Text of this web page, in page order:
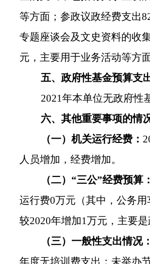
等方面；参政议政经费支出
专题座谈会及文史资料的收
元，主要用于业务活动等方
五、政府性基金预算支
2021年本单位无政府性
六、其他重要事项的情
（一）机关运行经费：
人员增加，经费增加。
（二） “三公”经费预算：
运行费0万元（其中，公务
较2020年增加1万元，主要是
（三）一般性支出情况：
年度无培训费支出；未举办